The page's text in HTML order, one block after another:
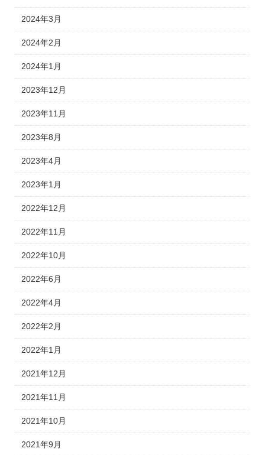
2024年3月
2024年2月
2024年1月
2023年12月
2023年11月
2023年8月
2023年4月
2023年1月
2022年12月
2022年11月
2022年10月
2022年6月
2022年4月
2022年2月
2022年1月
2021年12月
2021年11月
2021年10月
2021年9月